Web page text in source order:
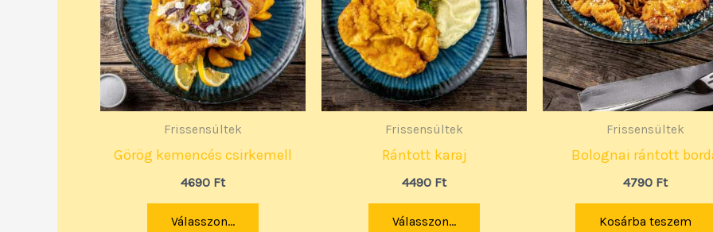
Frissensültek
Görög kemencés csirkemell
4690 Ft
Válasszon...
Frissensültek
Rántott karaj
4490 Ft
Válasszon...
Frissensültek
Bolognai rántott
4790 Ft
Kosárba teszem